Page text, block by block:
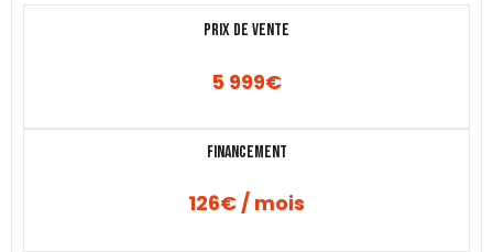
Prix de vente
5 999€
Financement
126€ / mois